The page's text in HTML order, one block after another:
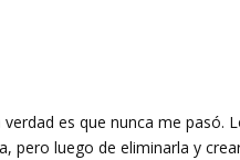
verdad es que nunca me pasó.
pero luego de eliminarla y